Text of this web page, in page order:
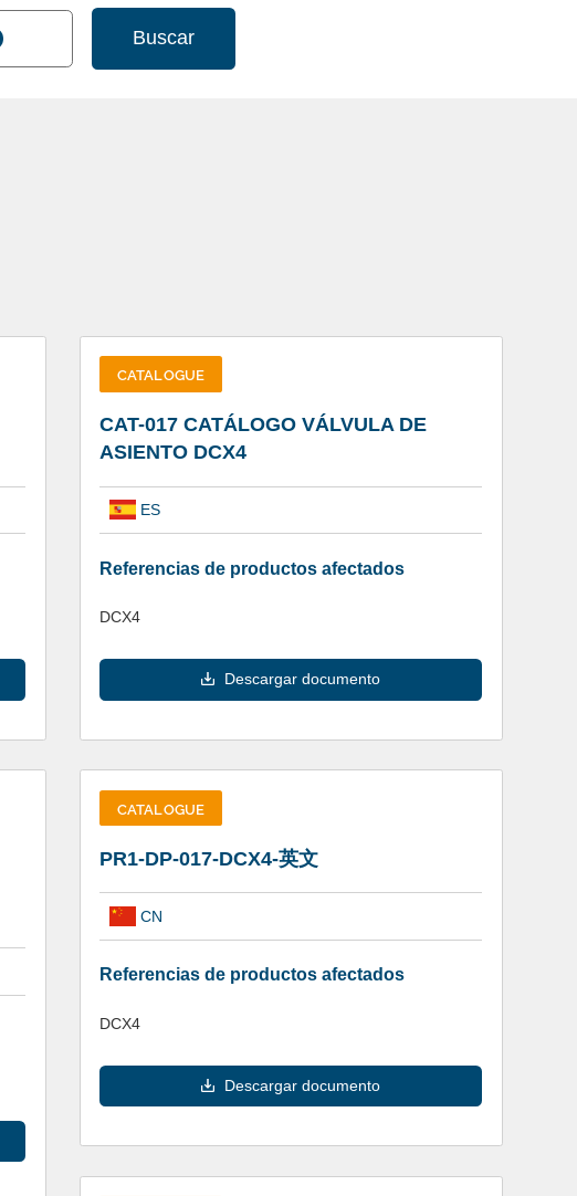
Buscar
CATALOGUE
CAT-017 CATÁLOGO VÁLVULA DE
ASIENTO DCX4
ES
Referencias de productos afectados
DCX4
Descargar documento
CATALOGUE
PR1-DP-017-DCX4-英文
CN
Referencias de productos afectados
DCX4
Descargar documento